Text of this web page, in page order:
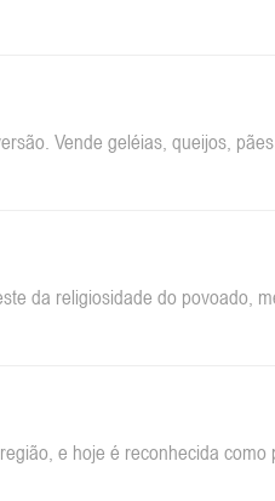
Vende geléias, queijos,
da religiosidade do povoado,
e hoje é reconhecida como